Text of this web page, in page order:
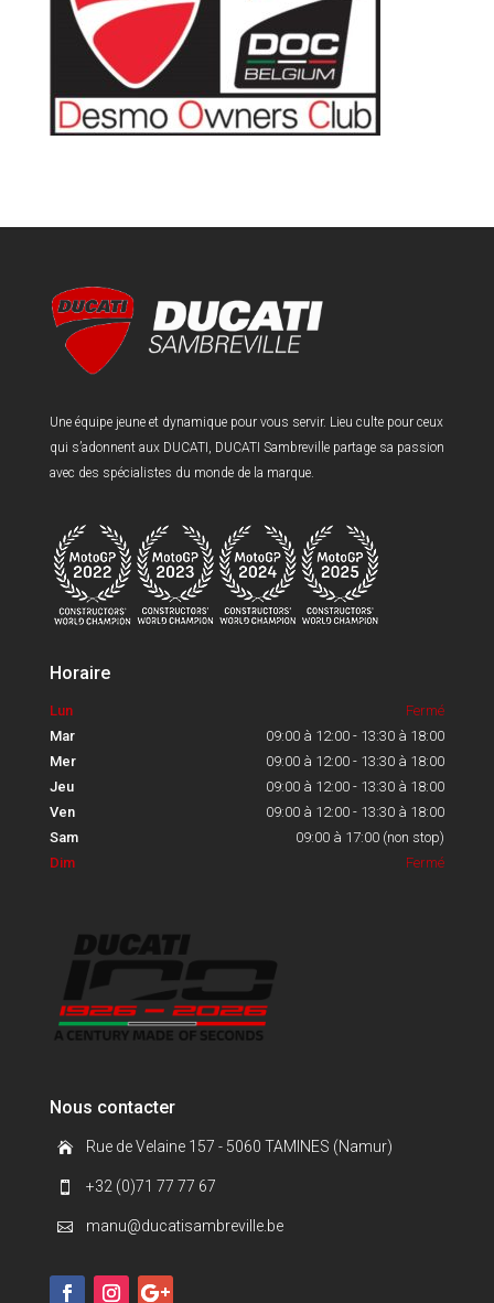
Une équipe jeune et dynamique pour vous servir. Lieu culte pour ceux
qui s’adonnent aux DUCATI, DUCATI Sambreville partage sa passion
avec des spécialistes du monde de la marque.
Horaire
Lun
Fermé
Mar
09:00 à 12:00 - 13:30 à 18:00
Mer
09:00 à 12:00 - 13:30 à 18:00
Jeu
09:00 à 12:00 - 13:30 à 18:00
Ven
09:00 à 12:00 - 13:30 à 18:00
Sam
09:00 à 17:00 (non stop)
Dim
Fermé
Nous contacter
 Rue de Velaine 157 - 5060 TAMINES (Namur)
 +32 (0)71 77 77 67
 manu@ducatisambreville.be